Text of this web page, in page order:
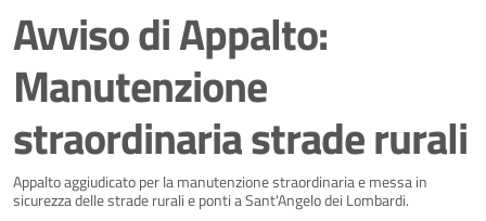
Avviso di Appalto:
Manutenzione
straordinaria strade rurali
Dettagli della notizia
Appalto aggiudicato per la manutenzione straordinaria e messa in
sicurezza delle strade rurali e ponti a Sant'Angelo dei Lombardi.